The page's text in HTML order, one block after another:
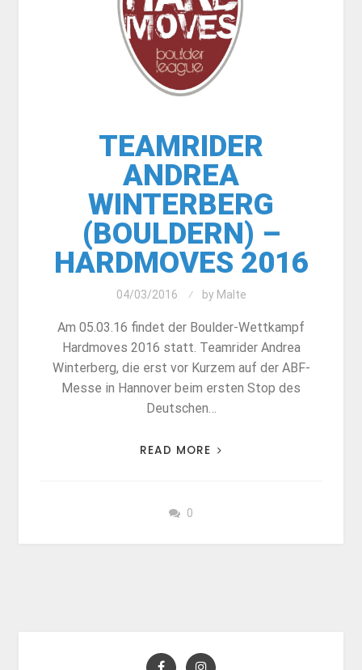
TEAMRIDER
ANDREA
WINTERBERG
(BOULDERN) –
HARDMOVES 2016
04/03/2016 by Malte
Am 05.03.16 findet der Boulder-Wettkampf
Hardmoves 2016 statt. Teamrider Andrea
Winterberg, die erst vor Kurzem auf der ABF-
Messe in Hannover beim ersten Stop des
Deutschen…
READ MORE
0